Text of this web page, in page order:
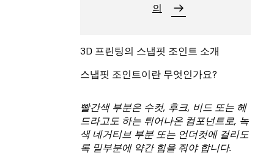
의
3D 프린팅의 스냅핏 조인트 소개
스냅핏 조인트이란 무엇인가요?
빨간색 부분은 수컷, 후크, 비드 또는 헤
드라고도 하는 튀어나온 컴포넌트로, 녹
색 네거티브 부분 또는 언더컷에 걸리도
록 밑부분에 약간 힘을 줘야 합니다.